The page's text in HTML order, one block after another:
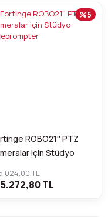
ROBO21'' PTZ
için Stüdyo
%5
TL
TL